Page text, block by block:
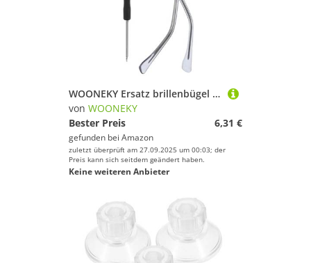
WOONEKY Ersatz brillenbügel Metall Passend Ergonomisch Geformte Brillenbügel Für Komfortable Passform Kompatibel Mit Vielfältigen Brillenfassungen Stilvolles Design Brillen Zubehör
von WOONEKY
Bester Preis
6,31 €
gefunden bei Amazon
zuletzt überprüft am 27.09.2025 um 00:03; der
Preis kann sich seitdem geändert haben.
Keine weiteren Anbieter